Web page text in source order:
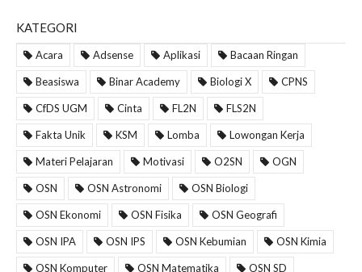
KATEGORI
Acara Adsense Aplikasi Bacaan Ringan
Beasiswa Binar Academy Biologi X CPNS
CfDS UGM Cinta FL2N FLS2N
Fakta Unik KSM Lomba Lowongan Kerja
Materi Pelajaran Motivasi O2SN OGN
OSN OSN Astronomi OSN Biologi
OSN Ekonomi OSN Fisika OSN Geografi
OSN IPA OSN IPS OSN Kebumian OSN Kimia
OSN Komputer OSN Matematika OSN SD